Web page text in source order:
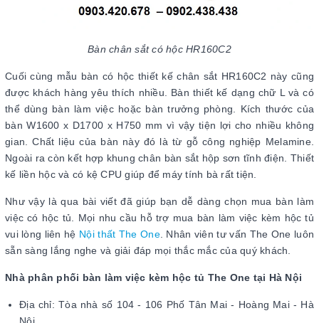
Bàn chân sắt có hộc HR160C2
Cuối cùng mẫu bàn có hộc thiết kế chân sắt HR160C2 này cũng
được khách hàng yêu thích nhiều. Bàn thiết kế dạng chữ L và có
thể dùng bàn làm việc hoặc bàn trưởng phòng. Kích thước của
bàn W1600 x D1700 x H750 mm vì vậy tiện lợi cho nhiều không
gian. Chất liệu của bàn này đó là từ gỗ công nghiệp Melamine.
Ngoài ra còn kết hợp khung chân bàn sắt hộp sơn tĩnh điện. Thiết
kế liền hộc và có kệ CPU giúp để máy tính bà rất tiện.
Như vậy là qua bài viết đã giúp bạn dễ dàng chọn mua bàn làm
việc có hộc tủ. Mọi nhu cầu hỗ trợ mua bàn làm việc kèm hộc tủ
vui lòng liên hệ Nội thất The One. Nhân viên tư vấn The One luôn
sẵn sàng lắng nghe và giải đáp mọi thắc mắc của quý khách.
Nhà phân phối bàn làm việc kèm hộc tủ The One tại Hà Nội
Địa chỉ: Tòa nhà số 104 - 106 Phố Tân Mai - Hoàng Mai - Hà